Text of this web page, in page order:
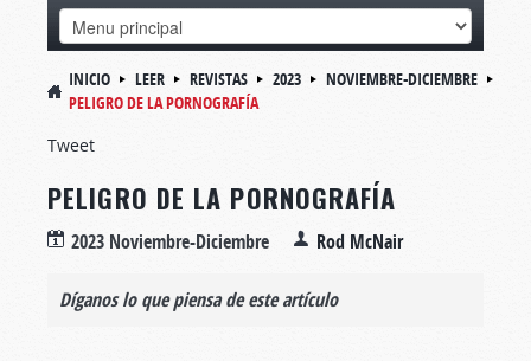
INICIO LEER REVISTAS 2023
NOVIEMBRE-DICIEMBRE
PELIGRO DE LA PORNOGRAFÍA
Tweet
PELIGRO DE LA PORNOGRAFÍA
2023 Noviembre-Diciembre Rod McNair
Díganos lo que piensa de este artículo